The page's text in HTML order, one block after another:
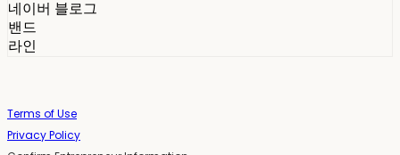
네이버 블로그
밴드
라인
Terms of Use
Privacy Policy